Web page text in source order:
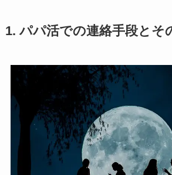
1. パパ活での連絡手段とそ